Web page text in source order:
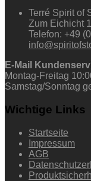
Terré Spirit of
Zum Eichicht
Telefon: +49
E-Mail
Montag-Freitag
Samstag/Sonntag
Wichtige Links
Startseite
Impressum
AGB